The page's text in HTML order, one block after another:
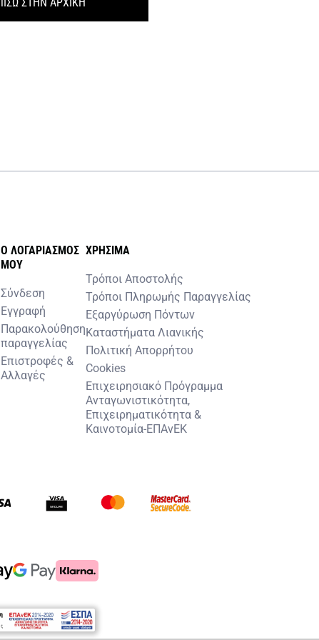
O ΛΟΓΑΡΙΑΣΜOΣ
MOY
Σύνδεση
Εγγραφή
Παρακολούθηση
παραγγελίας
Επιστροφές &
Αλλαγές
ΧΡHΣΙΜΑ
Τρόποι Αποστολής
Τρόποι Πληρωμής Παραγγελίας
Εξαργύρωση Πόντων
Καταστήματα Λιανικής
Πολιτική Απορρήτου
Cookies
Επιχειρησιακό Πρόγραμμα
Ανταγωνιστικότητα,
Επιχειρηματικότητα &
Καινοτομία-ΕΠΑνΕΚ